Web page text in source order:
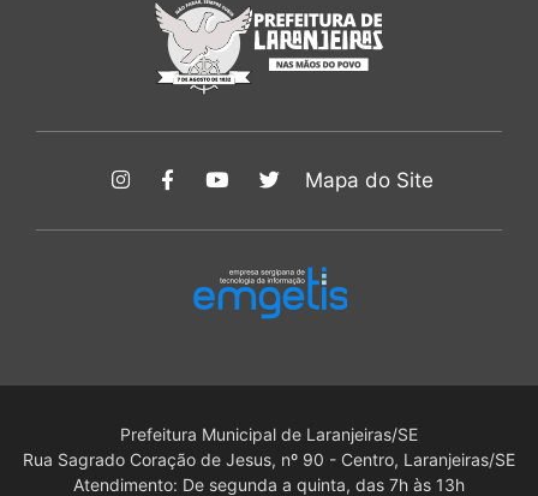
Mapa do Site
Prefeitura Municipal de Laranjeiras/SE
Rua Sagrado Coração de Jesus, nº 90 - Centro, Laranjeiras/SE
Atendimento: De segunda a quinta, das 7h às 13h